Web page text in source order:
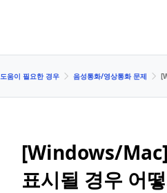
도움이 필요한 경우 음성통화/영상통화 문제
[Windows/Mac]
표시될 경우 어